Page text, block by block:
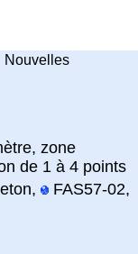
Nouvelles
zone
de 1 à 4 points
FAS57-02,